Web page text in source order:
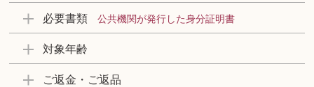
必要書類 公共機関が発行した身分証明書
対象年齢
ご返金・ご返品